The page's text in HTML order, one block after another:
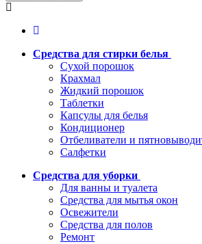
Средства для стирки белья
Сухой порошок
Крахмал
Жидкий порошок
Таблетки
Капсулы для белья
Кондиционер
Отбеливатели и
Салфетки
Средства для уборки
Для ванны и туалета
Средства для мытья окон
Освежители
Средства для полов
Ремонт